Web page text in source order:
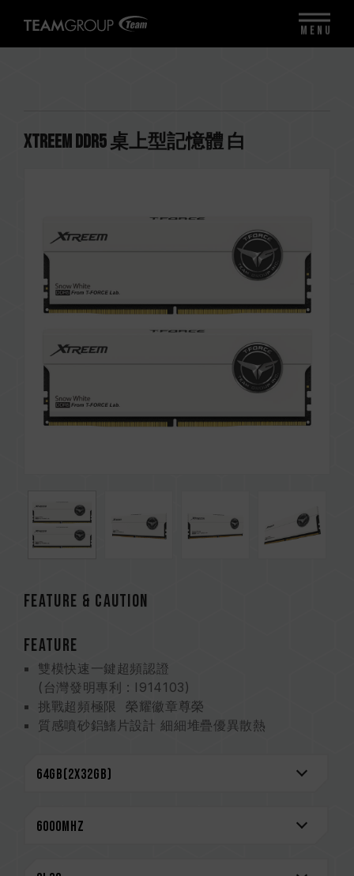
XTREEM DDR5 桌上型記憶體 白
FEATURE & CAUTION
FEATURE
雙模快速一鍵超頻認證
(台灣發明專利 : I914103)
挑戰超頻極限 榮耀徽章尊榮
質感噴砂鋁鰭片設計 細細堆疊優異散熱
搭載電源管理晶片 穩定有效運用電力
終身保固
MENU